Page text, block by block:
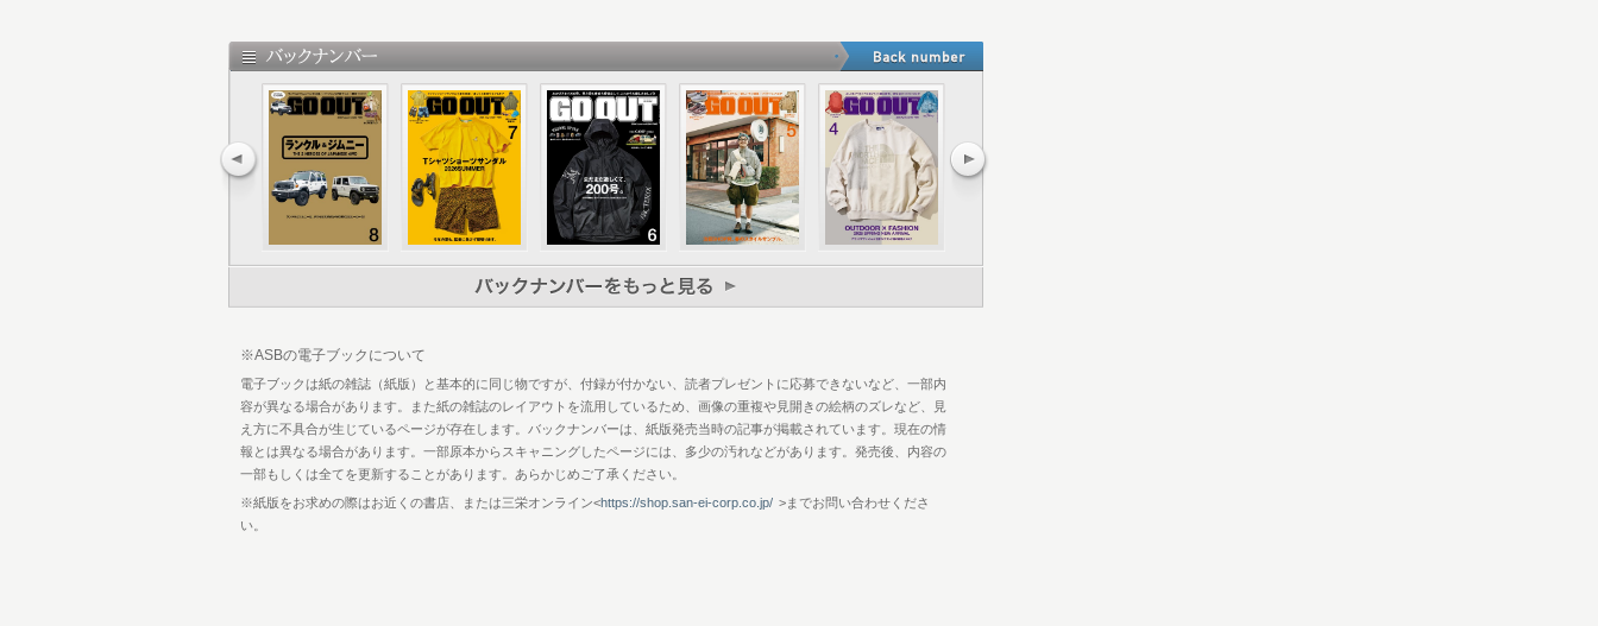
46 THE SUMMER EYEWEAR
58 高機能“夏”アイテム。
72 大好き！ ランクル ラングラー
102 GO CROSSTREK
105 GO OUT Choice
114 BRAND PICK UP WPL JAPAN
120 GO OUT CAMP 猪苗代 vol.10 告知
122 THE CAMP STYLE
132 GO OUT CAMP vol.20 告知
134 GO OUTの通販
142 GO OUT Livin’
147 Information ＆ Present
149 Shop List
150 釣り部
152 GO OUT MOTORCYCLE CLUB
154 Lookin’ Back on Trail
156 本間良二のOne Size Fits All
158 編集後記／奥付
162 POOR BOYS TIMES
※ASBの電子ブックについて
電子ブックは紙の雑誌（紙版）と基本的に同じ物ですが、付録が付かない、読者プレゼントに応募できないなど、一部内
容が異なる場合があります。また紙の雑誌のレイアウトを流用しているため、画像の重複や見開きの絵柄のズレなど、見
え方に不具合が生じているページが存在します。バックナンバーは、紙版発売当時の記事が掲載されています。現在の情
報とは異なる場合があります。一部原本からスキャニングしたページには、多少の汚れなどがあります。発売後、内容の
一部もしくは全てを更新することがあります。あらかじめご了承ください。
※紙版をお求めの際はお近くの書店、または三栄オンライン<https://shop.san-ei-corp.co.jp/ >までお問い合わせくださ
い。